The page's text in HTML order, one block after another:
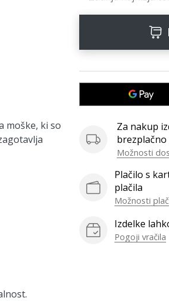
Za nakup
brezplačno
Možnosti
Plačilo s
plačila
Možnosti
Izdelke
Pogoji vračila
moške, ki so